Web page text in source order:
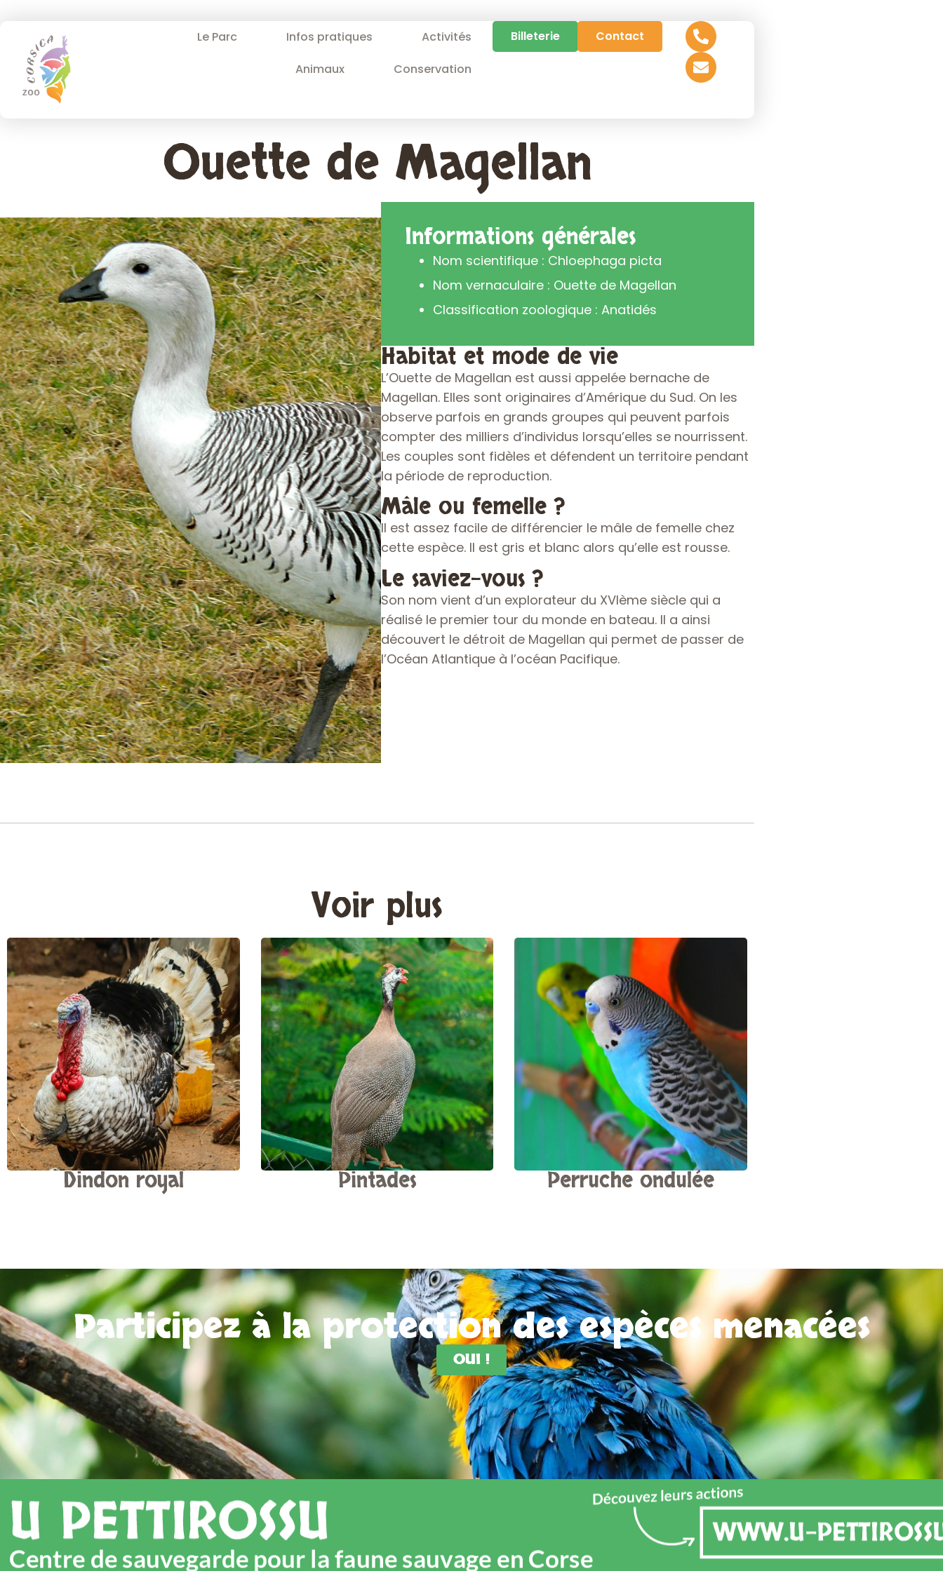
Le Parc Infos pratiques
Activités
Animaux
Conservation
Billeterie Contact
Ouette de Magellan
Informations générales
Nom scientifique : Chloephaga picta
Nom vernaculaire : Ouette de Magellan
Classification zoologique : Anatidés
Habitat et mode de vie
L’Ouette de Magellan est aussi appelée bernache de
Magellan. Elles sont originaires d’Amérique du Sud. On les
observe parfois en grands groupes qui peuvent parfois
compter des milliers d’individus lorsqu’elles se nourrissent.
Les couples sont fidèles et défendent un territoire pendant
la période de reproduction.
Mâle ou femelle ?
Il est assez facile de différencier le mâle de femelle chez
cette espèce. Il est gris et blanc alors qu’elle est rousse.
Le saviez-vous ?
Son nom vient d’un explorateur du XVIème siècle qui a
réalisé le premier tour du monde en bateau. Il a ainsi
découvert le détroit de Magellan qui permet de passer de
l’Océan Atlantique à l’océan Pacifique.
Voir plus
Dindon royal Pintades Perruche ondulée
Participez à la protection des espèces menacées
OUI !